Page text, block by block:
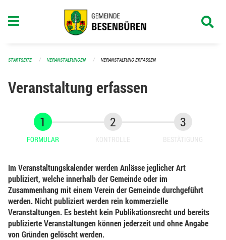
STARTSEITE VERANSTALTUNGEN VERANSTALTUNG ERFASSEN
Veranstaltung erfassen
FORMULAR KONTROLLE BESTÄTIGUNG
Im Veranstaltungskalender werden Anlässe jeglicher Art
publiziert, welche innerhalb der Gemeinde oder im
Zusammenhang mit einem Verein der Gemeinde durchgeführt
werden. Nicht publiziert werden rein kommerzielle
Veranstaltungen. Es besteht kein Publikationsrecht und bereits
publizierte Veranstaltungen können jederzeit und ohne Angabe
von Gründen gelöscht werden.